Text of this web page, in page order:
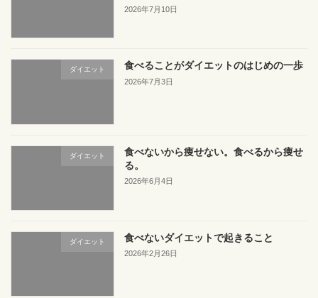
2026年7月10日
ダイエット 食べることがダイエットのはじめの一歩
2026年7月3日
ダイエット
食べないから痩せない。食べるから痩せ
る。
2026年6月4日
ダイエット 食べないダイエットで起きること
2026年2月26日